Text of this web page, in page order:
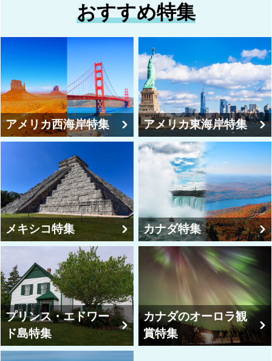
おすすめ特集
アメリカ西海岸特集 アメリカ東海岸特集
メキシコ特集 カナダ特集
プリンス・エドワー
ド島特集
カナダのオーロラ観
賞特集